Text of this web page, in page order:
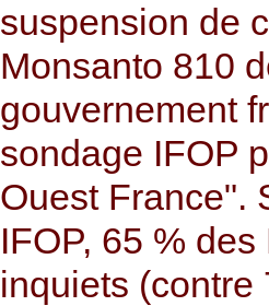
suspension de
Monsanto 810
gouvernement
sondage IFOP
Ouest France".
IFOP, 65 %
inquiets (contre